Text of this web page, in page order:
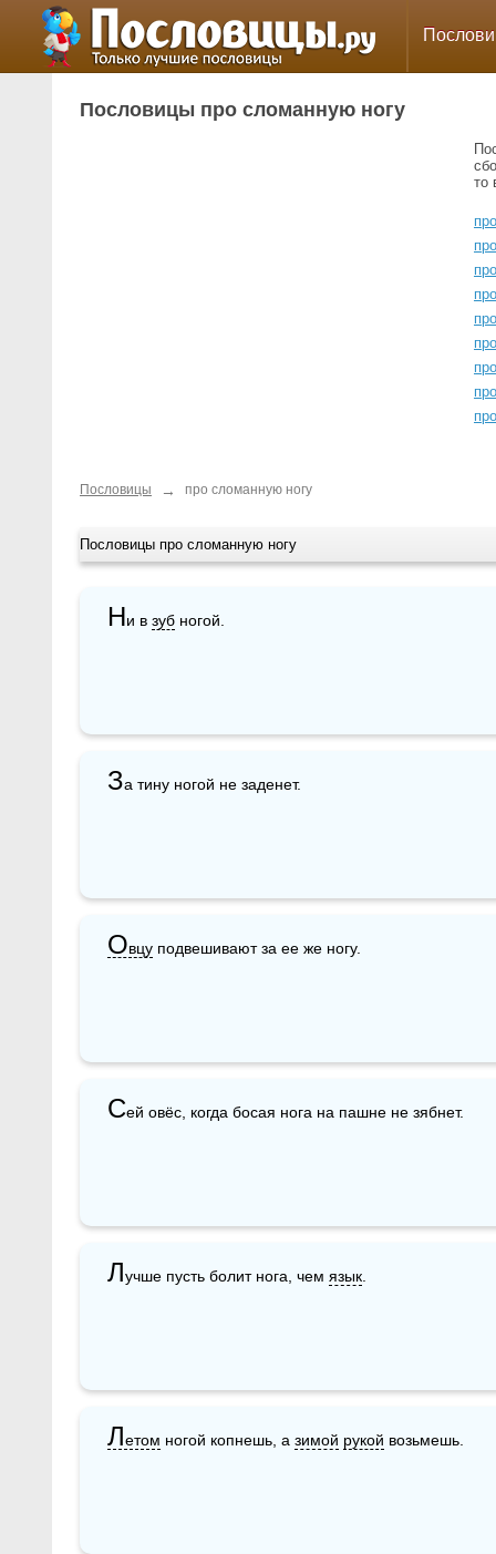
Пословицы про сломанную ногу
то
Пословицы → про сломанную ногу
Пословицы про сломанную ногу
Ни в зуб ногой.
За тину ногой не заденет.
Овцу подвешивают за ее же ногу.
Сей овёс, когда босая нога на пашне не зябнет.
Лучше пусть болит нога, чем язык
Летом ногой копнешь, а зимой рукой возьмешь.